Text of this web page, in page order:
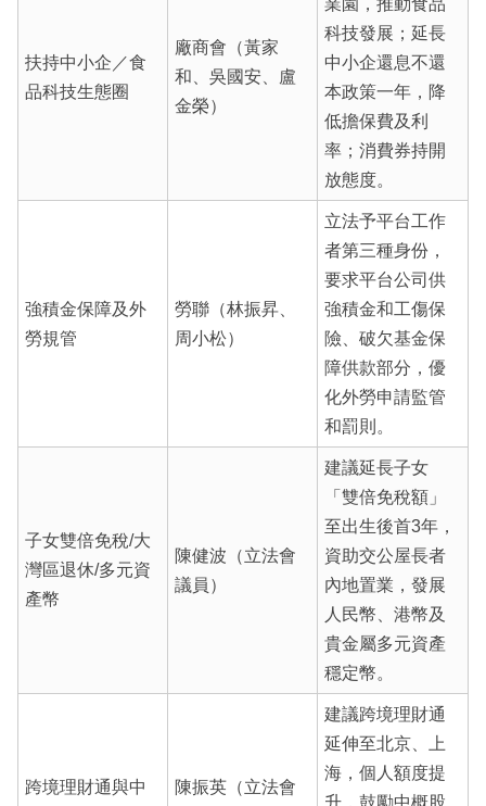
扶持中小企／食
品科技生態圈
廠商會（黃家
和、吳國安、盧
金榮）
業園，推動食品
科技發展；延長
中小企還息不還
本政策一年，降
低擔保費及利
率；消費券持開
放態度。
強積金保障及外
勞規管
勞聯（林振昇、
周小松）
立法予平台工作
者第三種身份，
要求平台公司供
強積金和工傷保
險、破欠基金保
障供款部分，優
化外勞申請監管
和罰則。
子女雙倍免稅/大
灣區退休/多元資
產幣
陳健波（立法會
議員）
建議延長子女
「雙倍免稅額」
至出生後首3年，
資助交公屋長者
內地置業，發展
人民幣、港幣及
貴金屬多元資產
穩定幣。
跨境理財通與中
陳振英（立法會
建議跨境理財通
延伸至北京、上
海，個人額度提
升，鼓勵中概股